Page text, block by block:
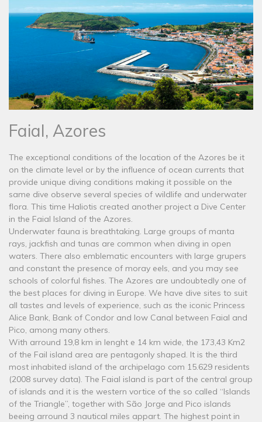
Faial, Azores
The exceptional conditions of the location of the Azores be it
on the climate level or by the influence of ocean currents that
provide unique diving conditions making it possible on the
same dive observe several species of wildlife and underwater
flora. This time Haliotis created another project a Dive Center
in the Faial Island of the Azores.
Underwater fauna is breathtaking. Large groups of manta
rays, jackfish and tunas are common when diving in open
waters. There also emblematic encounters with large grupers
and constant the presence of moray eels, and you may see
schools of colorful fishes. The Azores are undoubtedly one of
the best places for diving in Europe. We have dive sites to suit
all tastes and levels of experience, such as the iconic Princess
Alice Bank, Bank of Condor and low Canal between Faial and
Pico, among many others.
With arround 19,8 km in lenght e 14 km wide, the 173,43 Km2
of the Fail island area are pentagonly shaped. It is the third
most inhabited island of the archipelago com 15.629 residents
(2008 survey data). The Faial island is part of the central group
of islands and it is the western vortice of the so called “Islands
of the Triangle”, together with São Jorge and Pico islands
beeing arround 3 nautical miles appart. The highest point in